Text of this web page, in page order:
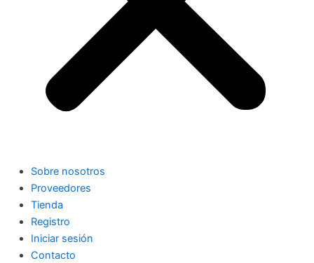
Sobre nosotros
Proveedores
Tienda
Registro
Iniciar sesión
Contacto